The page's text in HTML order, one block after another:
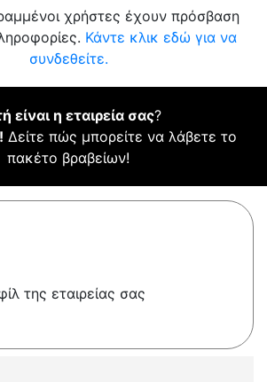
χρήστες έχουν πρόσβαση
Κάντε κλικ εδώ για να
συνδεθείτε.
είναι η εταιρεία σας?
Δείτε πώς μπορείτε να λάβετε το
πακέτο βραβείων!
της εταιρείας σας